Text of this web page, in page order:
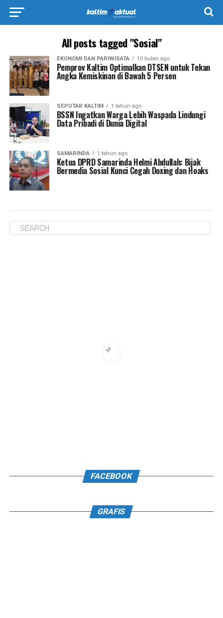
All posts tagged "Sosial"
EKONOMI DAN PARIWISATA 10 bulan ago
Pemprov Kaltim Optimalkan DTSEN untuk Tekan
Angka Kemiskinan di Bawah 5 Persen
SEPUTAR KALTIM 1 tahun ago
BSSN Ingatkan Warga Lebih Waspada Lindungi
Data Pribadi di Dunia Digital
SAMARINDA 1 tahun ago
Ketua DPRD Samarinda Helmi Abdullah: Bijak
Bermedia Sosial Kunci Cegah Doxing dan Hoaks
FACEBOOK
GRAFIS